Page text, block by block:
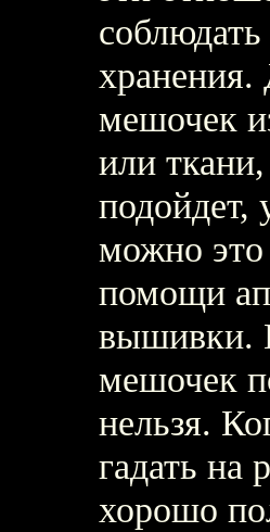
мешочек
или
подойдет,
можно это
помощи
вышивки.
мешочек
нельзя.
гадать на
хорошо